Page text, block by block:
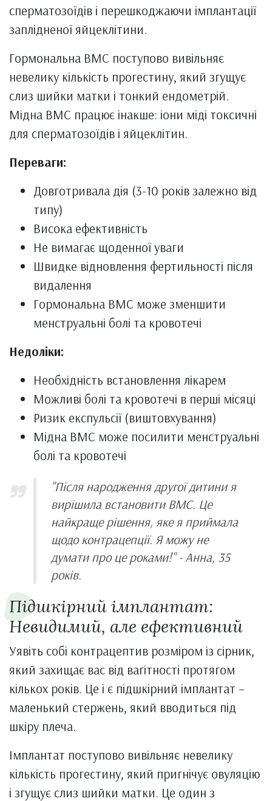
сперматозоїдів і перешкоджаючи імплантації
заплідненої яйцеклітини.
Гормональна ВМС поступово вивільняє
невелику кількість прогестину, який згущує
слиз шийки матки і тонкий ендометрій.
Мідна ВМС працює інакше: іони міді токсичні
для сперматозоїдів і яйцеклітин.
Переваги:
Довготривала дія (3-10 років залежно від
типу)
Висока ефективність
Не вимагає щоденної уваги
Швидке відновлення фертильності після
видалення
Гормональна ВМС може зменшити
менструальні болі та кровотечі
Недоліки:
Необхідність встановлення лікарем
Можливі болі та кровотечі в перші місяці
Ризик експульсії (виштовхування)
Мідна ВМС може посилити менструальні
болі та кровотечі
"Після народження другої дитини я
вирішила встановити ВМС. Це
найкраще рішення, яке я приймала
щодо контрацепції. Я можу не
думати про це роками!" - Анна, 35
років.
Підшкірний імплантат:
Невидимий, але ефективний
Уявіть собі контрацептив розміром із сірник,
який захищає вас від вагітності протягом
кількох років. Це і є підшкірний імплантат –
маленький стержень, який вводиться під
шкіру плеча.
Імплантат поступово вивільняє невелику
кількість прогестину, який пригнічує овуляцію
і згущує слиз шийки матки. Це один з